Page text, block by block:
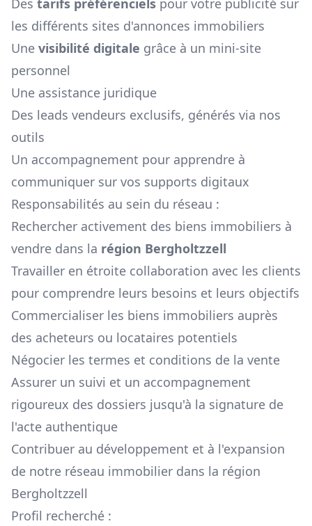
Des tarifs préférenciels pour votre publicité sur
les différents sites d'annonces immobiliers
Une visibilité digitale grâce à un mini-site
personnel
Une assistance juridique
Des leads vendeurs exclusifs, générés via nos
outils
Un accompagnement pour apprendre à
communiquer sur vos supports digitaux
Responsabilités au sein du réseau :
Rechercher activement des biens immobiliers à
vendre dans la région Bergholtzzell
Travailler en étroite collaboration avec les clients
pour comprendre leurs besoins et leurs objectifs
Commercialiser les biens immobiliers auprès
des acheteurs ou locataires potentiels
Négocier les termes et conditions de la vente
Assurer un suivi et un accompagnement
rigoureux des dossiers jusqu'à la signature de
l'acte authentique
Contribuer au développement et à l'expansion
de notre réseau immobilier dans la région
Bergholtzzell
Profil recherché :